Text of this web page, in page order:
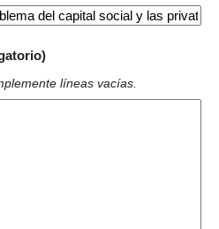
líneas vacías.